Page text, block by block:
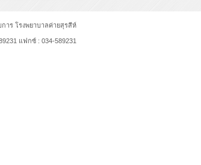
การ โรงพยาบาลค่ายสุรสีห์
แฟกซ์ : 034-589231